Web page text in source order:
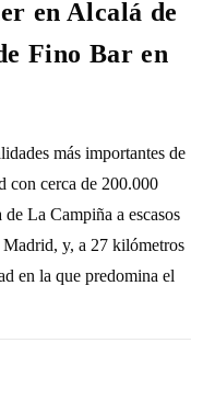
en Alcalá de
Fino Bar en
más importantes de
con cerca de 200.000
La Campiña a escasos
y, a 27 kilómetros
en la que predomina el